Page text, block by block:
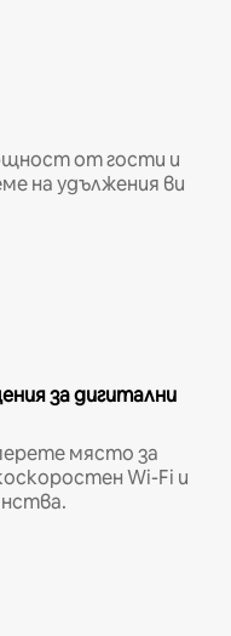
от гости и
на удължения ви
за дигитални
място за
Wi-Fi и